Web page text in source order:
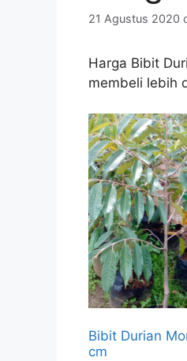
21 Agustus 2020
Harga Bibit
membeli lebih
Bibit Durian
cm